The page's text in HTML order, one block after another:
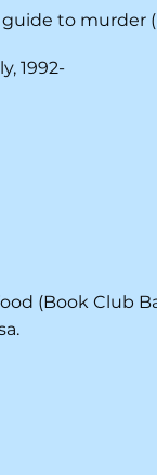
1992-
to murder
(Book Club